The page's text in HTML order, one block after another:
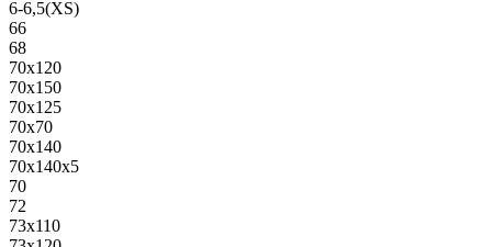
6-6,5(XS)
66
68
70х120
70х150
70х125
70х70
70х140
70х140х5
70
72
73х110